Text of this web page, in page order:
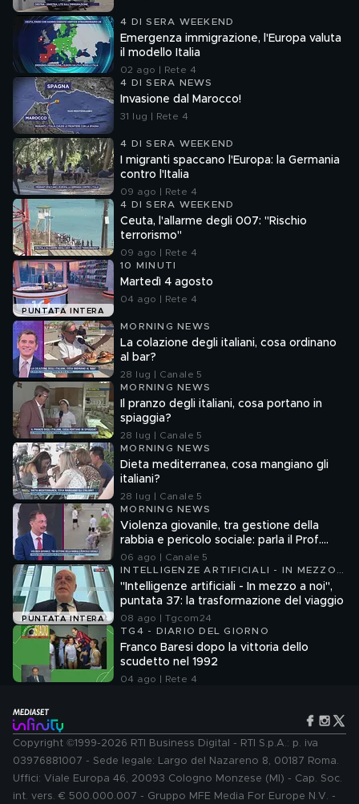
4 DI SERA WEEKEND
Emergenza immigrazione, l'Europa valuta
il modello Italia
02 ago | Rete 4
4 DI SERA NEWS
Invasione dal Marocco!
31 lug | Rete 4
4 DI SERA WEEKEND
I migranti spaccano l'Europa: la Germania
contro l'Italia
09 ago | Rete 4
4 DI SERA WEEKEND
Ceuta, l'allarme degli 007: "Rischio
terrorismo"
09 ago | Rete 4
PUNTATA INTERA
10 MINUTI
Martedì 4 agosto
04 ago | Rete 4
MORNING NEWS
La colazione degli italiani, cosa ordinano
al bar?
28 lug | Canale 5
MORNING NEWS
Il pranzo degli italiani, cosa portano in
spiaggia?
28 lug | Canale 5
MORNING NEWS
Dieta mediterranea, cosa mangiano gli
italiani?
28 lug | Canale 5
MORNING NEWS
Violenza giovanile, tra gestione della
rabbia e pericolo sociale: parla il Prof.
Pierpaolo Limone
06 ago | Canale 5
PUNTATA INTERA
INTELLIGENZE ARTIFICIALI - IN MEZZO
A NOI
"Intelligenze artificiali - In mezzo a noi",
puntata 37: la trasformazione del viaggio
08 ago | Tgcom24
TG4 - DIARIO DEL GIORNO
Franco Baresi dopo la vittoria dello
scudetto nel 1992
04 ago | Rete 4
Copyright ©1999-2026 RTI Business Digital - RTI S.p.A.: p. iva
03976881007 - Sede legale: Largo del Nazareno 8, 00187 Roma.
Uffici: Viale Europa 46, 20093 Cologno Monzese (MI) - Cap. Soc.
int. vers. € 500.000.007 - Gruppo MFE Media For Europe N.V. -